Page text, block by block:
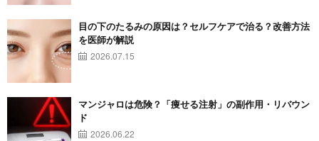
目の下のたるみの原因は？セルフケアで治る？改善方法
を医師が解説
2026.07.15
マンジャロは危険？「痩せる注射」の副作用・リバウン
ド
2026.06.22